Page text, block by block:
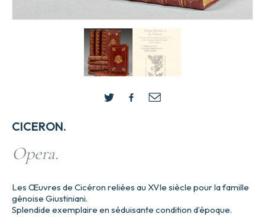
CICERON.
Opera.
Les Œuvres de Cicéron reliées au XVIe siècle pour la famille
génoise Giustiniani.
Splendide exemplaire en séduisante condition d’époque.